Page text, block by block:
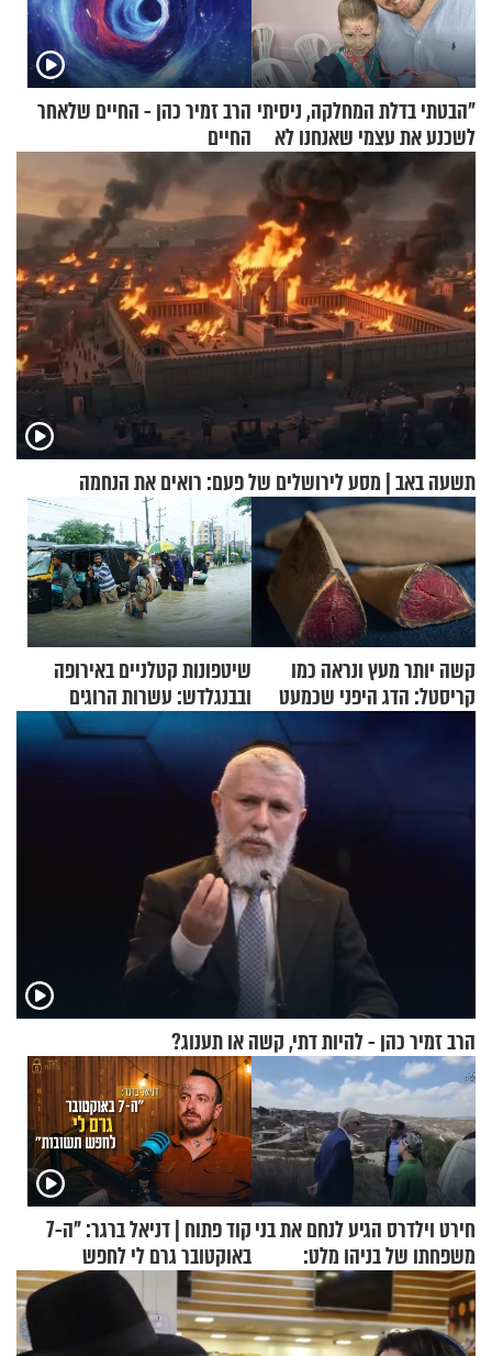
"הבטתי בדלת המחלקה, ניסיתי
לשכנע את עצמי שאנחנו לא
שייכים לשם"
הרב זמיר כהן - החיים שלאחר
החיים
תשעה באב | מסע לירושלים של פעם: רואים את הנחמה
קשה יותר מעץ ונראה כמו
קריסטל: הדג היפני שכמעט
שיטפונות קטלניים באירופה
ובבנגלדש: עשרות הרוגים
ומיליון נפגעים
הרב זמיר כהן - להיות דתי, קשה או תענוג?
חירט וילדרס הגיע לנחם את בני
משפחתו של בניהו מלט:
"מיליונים באירופה תומכים
בכם"
קוד פתוח | דניאל ברגר: "ה-7
באוקטובר גרם לי לחפש
תשובות"